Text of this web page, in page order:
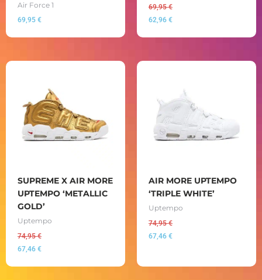
Air Force 1
69,95 €
69,95€
62,96 €
SUPREME X AIR MORE
UPTEMPO ‘METALLIC
GOLD’
Uptempo
74,95€
67,46 €
AIR MORE UPTEMPO
‘TRIPLE WHITE’
Uptempo
74,95€
67,46 €